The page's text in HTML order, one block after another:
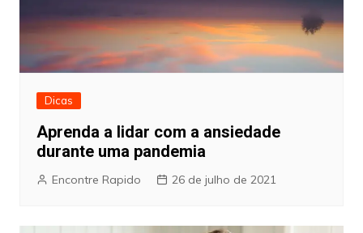
Dicas
Aprenda a lidar com a ansiedade
durante uma pandemia
Encontre Rapido 26 de julho de 2021